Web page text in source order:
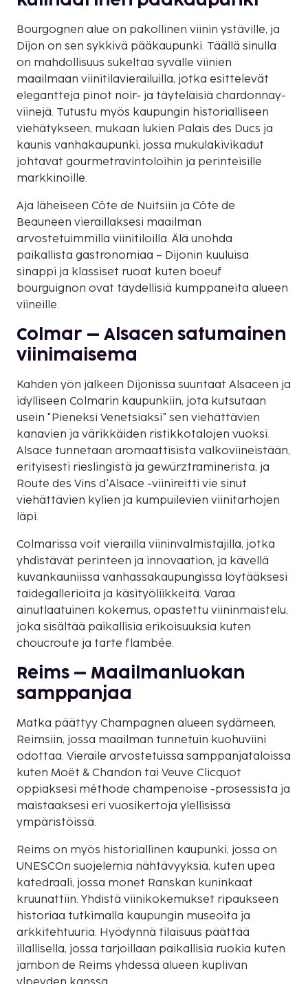
Bourgognen alue on pakollinen viinin ystäville, ja
Dijon on sen sykkivä pääkaupunki. Täällä sinulla
on mahdollisuus sukeltaa syvälle viinien
maailmaan viinitilavierailuilla, jotka esittelevät
elegantteja pinot noir- ja täyteläisiä chardonnay-
viinejä. Tutustu myös kaupungin historialliseen
viehätykseen, mukaan lukien Palais des Ducs ja
kaunis vanhakaupunki, jossa mukulakivikadut
johtavat gourmetravintoloihin ja perinteisille
markkinoille.
Aja läheiseen Côte de Nuitsiin ja Côte de
Beauneen vieraillaksesi maailman
arvostetuimmilla viinitiloilla. Älä unohda
paikallista gastronomiaa – Dijonin kuuluisa
sinappi ja klassiset ruoat kuten boeuf
bourguignon ovat täydellisiä kumppaneita alueen
viineille.
Colmar – Alsacen satumainen
viinimaisema
Kahden yön jälkeen Dijonissa suuntaat Alsaceen ja
idylliseen Colmarin kaupunkiin, jota kutsutaan
usein "Pieneksi Venetsiaksi" sen viehättävien
kanavien ja värikkäiden ristikkotalojen vuoksi.
Alsace tunnetaan aromaattisista valkoviineistään,
erityisesti rieslingistä ja gewürztraminerista, ja
Route des Vins d'Alsace -viinireitti vie sinut
viehättävien kylien ja kumpuilevien viinitarhojen
läpi.
Colmarissa voit vierailla viininvalmistajilla, jotka
yhdistävät perinteen ja innovaation, ja kävellä
kuvankauniissa vanhassakaupungissa löytääksesi
taidegallerioita ja käsityöliikkeitä. Varaa
ainutlaatuinen kokemus, opastettu viininmaistelu,
joka sisältää paikallisia erikoisuuksia kuten
choucroute ja tarte flambée.
Reims – Maailmanluokan
samppanjaa
Matka päättyy Champagnen alueen sydämeen,
Reimsiin, jossa maailman tunnetuin kuohuviini
odottaa. Vieraile arvostetuissa samppanjataloissa
kuten Moët & Chandon tai Veuve Clicquot
oppiaksesi méthode champenoise -prosessista ja
maistaaksesi eri vuosikertoja ylellisissä
ympäristöissä.
Reims on myös historiallinen kaupunki, jossa on
UNESCOn suojelemia nähtävyyksiä, kuten upea
katedraali, jossa monet Ranskan kuninkaat
kruunattiin. Yhdistä viinikokemukset ripaukseen
historiaa tutkimalla kaupungin museoita ja
arkkitehtuuria. Hyödynnä tilaisuus päättää
illallisella, jossa tarjoillaan paikallisia ruokia kuten
jambon de Reims yhdessä alueen kuplivan